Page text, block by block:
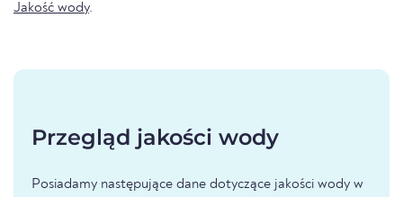
Jakość wody.
Przegląd jakości wody
Posiadamy następujące dane dotyczące jakości wody w